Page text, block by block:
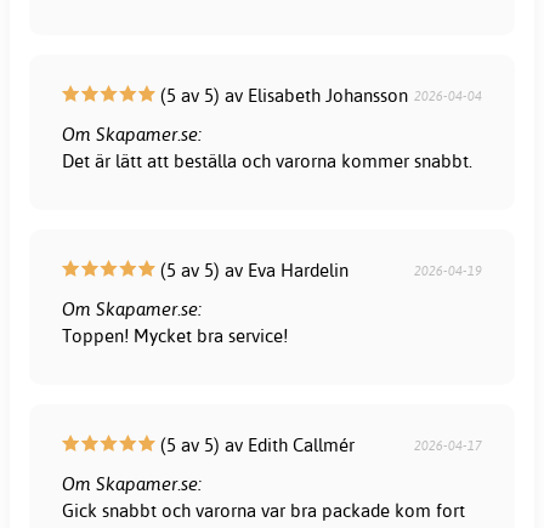
(5 av 5) av Elisabeth Johansson 2026-04-04
Om Skapamer.se:
Det är lätt att beställa och varorna kommer snabbt.
(5 av 5) av Eva Hardelin 2026-04-19
Om Skapamer.se:
Toppen! Mycket bra service!
(5 av 5) av Edith Callmér 2026-04-17
Om Skapamer.se:
Gick snabbt och varorna var bra packade kom fort